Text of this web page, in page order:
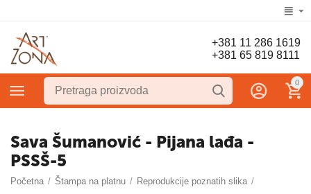
+381 11 286 1619
+381 65 819 8111
0
Sava Šumanović - Pijana lađa -
PSSŠ-5
Početna / Štampa na platnu / Reprodukcije poznatih slika /